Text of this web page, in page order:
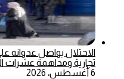
الاحتلال يواصل عدوانه
تجارية ومداهمة عشرات
6 أغسطس، 2026